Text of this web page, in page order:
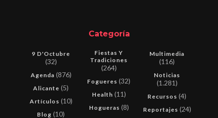
Categoría
9 D'Octubre
(32)
Agenda (876)
Alicante (5)
Artículos (10)
Blog (10)
Fiestas Y
Tradiciones
(264)
Fogueres (32)
Health (11)
Hogueras (8)
Multimedia
(116)
Noticias
(1.281)
Recursos (4)
Reportajes (24)